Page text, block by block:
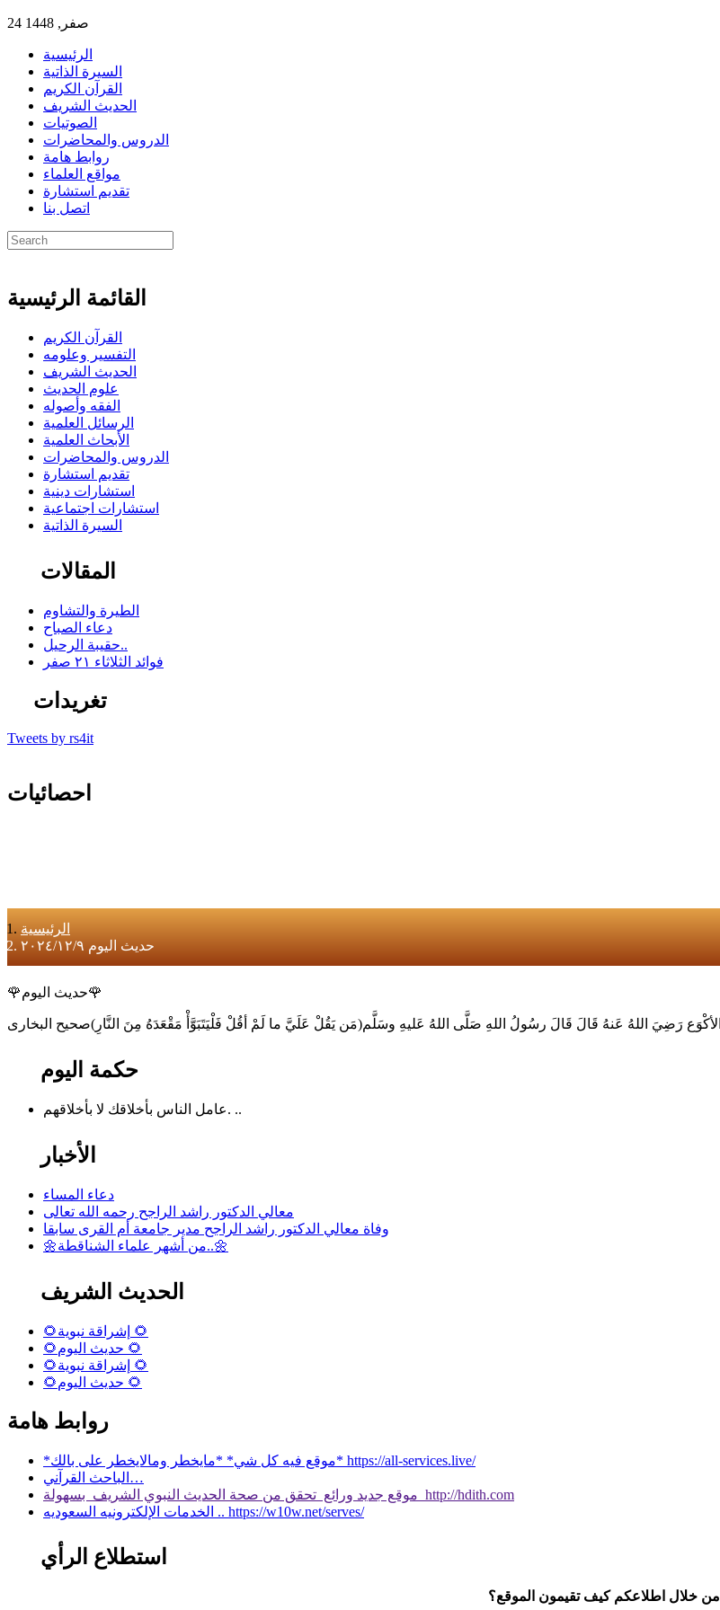
24 صفر, 1448
الرئيسية
السيرة الذاتية
القرآن الكريم
الحديث الشريف
الصوتيات
الدروس والمحاضرات
روابط هامة
مواقع العلماء
تقديم استشارة
اتصل بنا
القائمة الرئيسية
القرآن الكريم
التفسير وعلومه
الحديث الشريف
علوم الحديث
الفقه وأصوله
الرسائل العلمية
الأبحاث العلمية
الدروس والمحاضرات
تقديم استشارة
استشارات دينية
استشارات اجتماعية
السيرة الذاتية
المقالات
الطيرة والتشاوم
دعاء الصباح
حقيبة الرحيل..
فوائد الثلاثاء ٢١ صفر
تغريدات
Tweets by rs4it
احصائيات
الرئيسية
حديث اليوم ٢٠٢٤/١٢/٩
🌹حديث اليوم🌹
حكمة اليوم
عامل الناس بأخلاقك لا بأخلاقهم. ..
الأخبار
دعاء المساء
معالي الدكتور راشد الراجح رحمه الله تعالى
وفاة معالي الدكتور راشد الراجح مدير جامعة أم القرى سابقا
🌼من أشهر علماء الشناقطة..🌼
الحديث الشريف
🌻إشراقة نبوية 🌻
🌻حديث اليوم 🌻
🌻إشراقة نبوية 🌻
🌻حديث اليوم 🌻
روابط هامة
*موقع فيه كل شي* *مايخطر ومالايخطر على بالك* https://all-services.live/
الباحث القرآني…
موقع جديد ورائع تحقق من صحة الحديث النبوي الشريف بسهولة http://hdith.com
الخدمات الإلكترونيه السعوديه .. https://w10w.net/serves/
استطلاع الرأي
من خلال اطلاعكم كيف تقيمون الموقع؟